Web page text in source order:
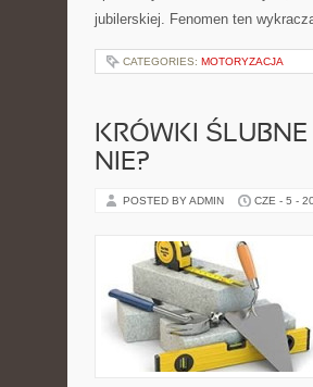
jubilerskiej. Fenomen ten
CATEGORIES: MOTORYZACJA
KRÓWKI
NIE?
POSTED BY ADMIN CZE - 5 -